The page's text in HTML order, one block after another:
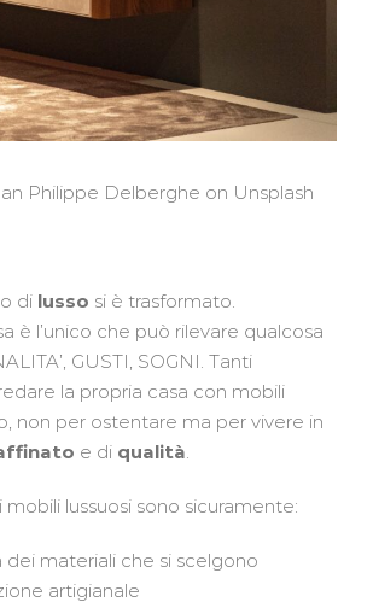
Philippe Delberghe on Unsplash
di lusso si è trasformato.
è l’unico che può rilevare qualcosa
GUSTI, SOGNI. Tanti
la propria casa con mobili
non per ostentare ma per vivere in
e di qualità.
lussuosi sono sicuramente:
dei materiali che si scelgono
artigianale